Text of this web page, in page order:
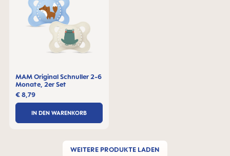
MAM Original Schnuller 2-6
Monate, 2er Set
€ 8,79
IN DEN WARENKORB
WEITERE PRODUKTE LADEN